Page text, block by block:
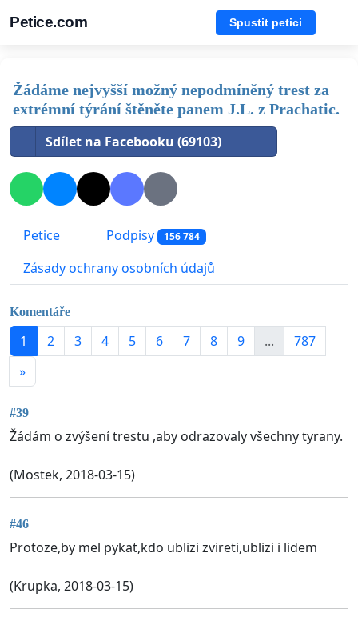
Petice.com Spustit petici
Žádáme nejvyšší možný nepodmíněný trest za
extrémní týrání štěněte panem J.L. z Prachatic.
Sdílet na Facebooku (69103)
Petice Podpisy 156 784
Zásady ochrany osobních údajů
Komentáře
1 2 3 4 5 6 7 8 9 ...
787
»
#39
Žádám o zvýšení trestu ,aby odrazovaly všechny tyrany.
(Mostek, 2018-03-15)
#46
Protoze,by mel pykat,kdo ublizi zvireti,ublizi i lidem
(Krupka, 2018-03-15)